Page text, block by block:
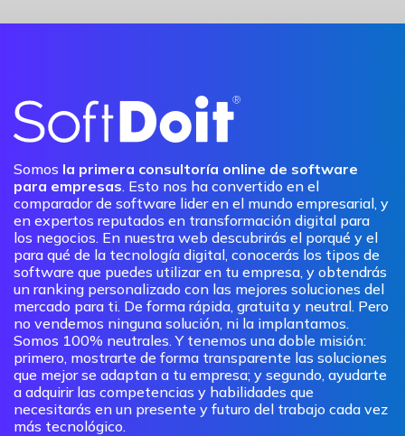
Somos la primera consultoría online de software
para empresas. Esto nos ha convertido en el
comparador de software lider en el mundo empresarial, y
en expertos reputados en transformación digital para
los negocios. En nuestra web descubrirás el porqué y el
para qué de la tecnología digital, conocerás los tipos de
software que puedes utilizar en tu empresa, y obtendrás
un ranking personalizado con las mejores soluciones del
mercado para ti. De forma rápida, gratuita y neutral. Pero
no vendemos ninguna solución, ni la implantamos.
Somos 100% neutrales. Y tenemos una doble misión:
primero, mostrarte de forma transparente las soluciones
que mejor se adaptan a tu empresa; y segundo, ayudarte
a adquirir las competencias y habilidades que
necesitarás en un presente y futuro del trabajo cada vez
más tecnológico.